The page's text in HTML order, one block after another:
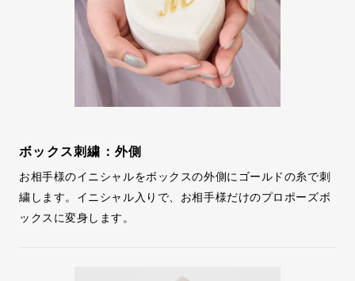
ボックス刺繍：外側
お相手様のイニシャルをボックスの外側にゴールドの糸で刺
繍します。イニシャル入りで、お相手様だけのプロポーズボ
ックスに変身します。